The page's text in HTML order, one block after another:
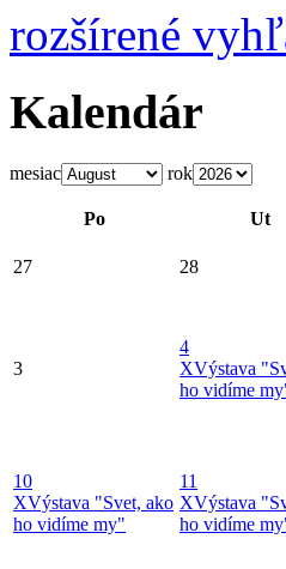
rozšírené
Kalendár
mesiac rok
Po Ut
27 28
3
4
XVýstava
ho vidíme
10
XVýstava "Svet, ako
ho vidíme my"
11
XVýstava
ho vidíme